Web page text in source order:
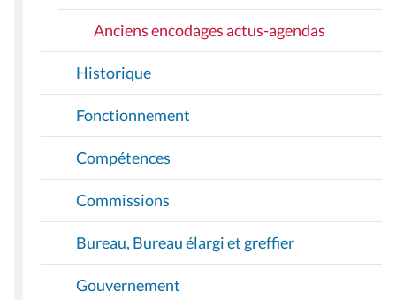
Anciens encodages actus-agendas
Historique
Fonctionnement
Compétences
Commissions
Bureau, Bureau élargi et greffier
Gouvernement